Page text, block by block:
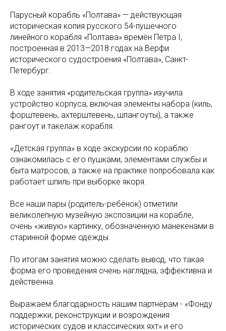
Парусный корабль «Полтава» — действующая
историческая копия русского 54-пушечного
линейного корабля «Полтава» времён Петра I,
построенная в 2013—2018 годах на Верфи
исторического судостроения «Полтава», Санкт-
Петербург.
В ходе занятия «родительская группа» изучила
устройство корпуса, включая элементы набора (киль,
форштевень, ахтерштевень, шпангоуты), а также
рангоут и такелаж корабля.
«Детская группа» в ходе экскурсии по кораблю
ознакомилась с его пушками, элементами службы и
быта матросов, а также на практике попробовала как
работает шпиль при выборке якоря.
Все наши пары (родитель-ребёнок) отметили
великолепную музейную экспозиции на корабле,
очень «живую» картинку, обозначенную манекенами в
старинной форме одежды.
По итогам занятия можно сделать вывод, что такая
форма его проведения очень наглядна, эффективна и
действенна.
Выражаем благодарность нашим партнёрам - «Фонду
поддержки, реконструкции и возрождения
исторических судов и классических яхт» и его